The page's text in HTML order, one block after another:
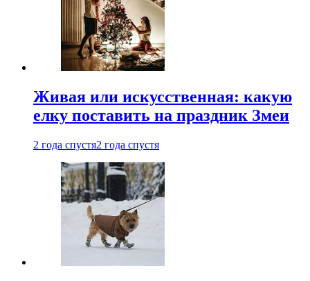
Живая или искусственная: какую
елку поставить на праздник Змеи
2 года спустя2 года спустя